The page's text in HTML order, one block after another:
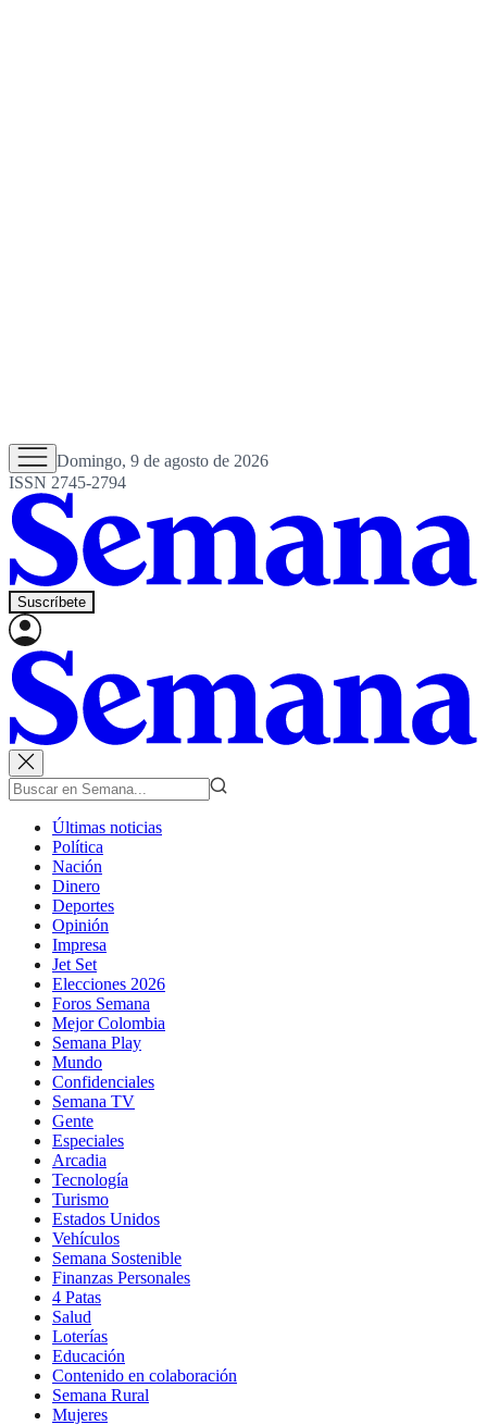
Domingo, 9 de agosto de 2026
ISSN 2745-2794
Suscríbete
Últimas noticias
Política
Nación
Dinero
Deportes
Opinión
Impresa
Jet Set
Elecciones 2026
Foros Semana
Mejor Colombia
Semana Play
Mundo
Confidenciales
Semana TV
Gente
Especiales
Arcadia
Tecnología
Turismo
Estados Unidos
Vehículos
Semana Sostenible
Finanzas Personales
4 Patas
Salud
Loterías
Educación
Contenido en colaboración
Semana Rural
Mujeres